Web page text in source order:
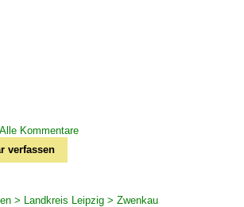
Alle Kommentare
verfassen
> Landkreis Leipzig > Zwenkau